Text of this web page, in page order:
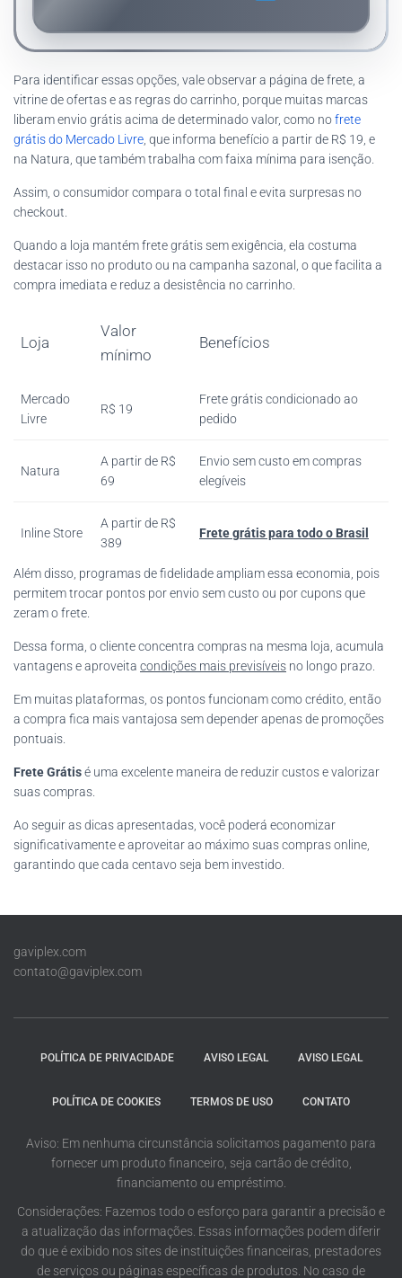
Para identificar essas opções, vale observar a página de frete, a
vitrine de ofertas e as regras do carrinho, porque muitas marcas
liberam envio grátis acima de determinado valor, como nofrete
grátis do Mercado Livre, que informa benefício a partir de R$ 19, e
na Natura, que também trabalha com faixa mínima para isenção.
Assim, o consumidor compara o total final e evita surpresas no
checkout.
Quando a loja mantém frete grátis sem exigência, ela costuma
destacar isso no produto ou na campanha sazonal, o que facilita a
compra imediata e reduz a desistência no carrinho.
Loja
Valor
mínimo
Benefícios
Mercado
Livre
R$ 19
Frete grátis condicionado ao
pedido
Natura
A partir de R$
69
Envio sem custo em compras
elegíveis
Inline Store
A partir de R$
389
Frete grátis para todo o Brasil
Além disso, programas de fidelidade ampliam essa economia, pois
permitem trocar pontos por envio sem custo ou por cupons que
zeram o frete.
Dessa forma, o cliente concentra compras na mesma loja, acumula
vantagens e aproveita condições mais previsíveis no longo prazo.
Em muitas plataformas, os pontos funcionam como crédito, então
a compra fica mais vantajosa sem depender apenas de promoções
pontuais.
Frete Grátisé uma excelente maneira de reduzir custos e valorizar
suas compras.
Ao seguir as dicas apresentadas, você poderá economizar
significativamente e aproveitar ao máximo suas compras online,
garantindo que cada centavo seja bem investido.
gaviplex.com
contato@gaviplex.com
POLÍTICA DE PRIVACIDADE AVISO LEGAL AVISO LEGAL
POLÍTICA DE COOKIES TERMOS DE USO CONTATO
Aviso: Em nenhuma circunstância solicitamos pagamento para
fornecer um produto financeiro, seja cartão de crédito,
financiamento ou empréstimo.
Considerações: Fazemos todo o esforço para garantir a precisão e
a atualização das informações. Essas informações podem diferir
do que é exibido nos sites de instituições financeiras, prestadores
de serviços ou páginas específicas de produtos. No caso de